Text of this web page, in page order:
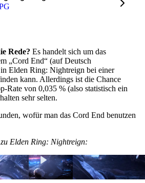
Rede? Es handelt sich um das
„Cord End“ (auf Deutsch
in Elden Ring: Nightreign bei einer
kann. Allerdings ist die Chance
Rate von 0,035 % (also statistisch ein
sehr selten.
wofür man das Cord End benutzen
Elden Ring: Nightreign: